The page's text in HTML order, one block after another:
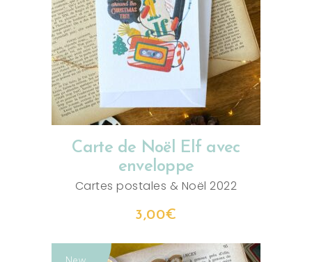
AJOUTER AU PANIER
Carte de Noël Elf avec
enveloppe
Cartes postales & Noël 2022
3,00€